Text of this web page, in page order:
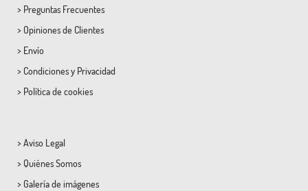
> Preguntas Frecuentes
> Opiniones de Clientes
> Envío
> Condicionesy Privacidad
> Política de cookies
> Aviso Legal
> Quiénes Somos
> Galería de imágenes